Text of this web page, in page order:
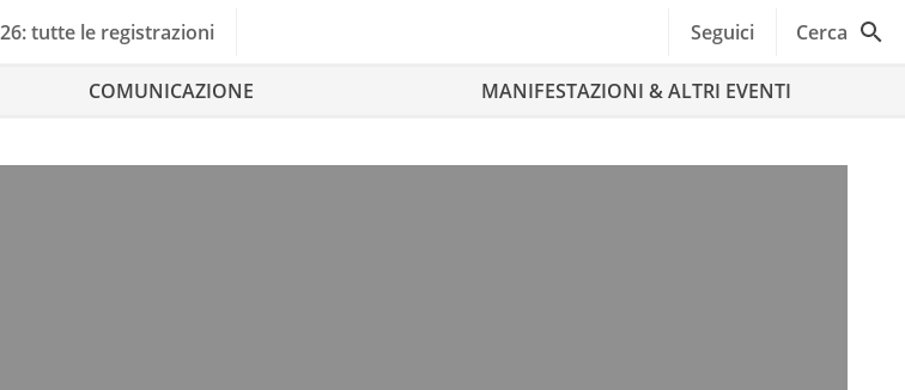
tutte le registrazioni Seguici Cerca
COMUNICAZIONE MANIFESTAZIONI & ALTRI EVENTI